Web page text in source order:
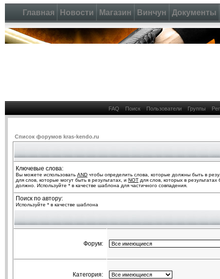
Главная Новости Магазин Винчун Документы
FAQ Поиск Пользователи Группы
Список форумов kras-kendo.ru
Ключевые слова:
Вы можете использовать AND чтобы определить слова, которые должны быть в
для слов, которые могут быть в результатах, и NOT для слов, которых в результатах
должно. Используйте * в качестве шаблона для частичного совпадения.
Поиск по автору:
Используйте * в качестве шаблона
Форум:
Категория: